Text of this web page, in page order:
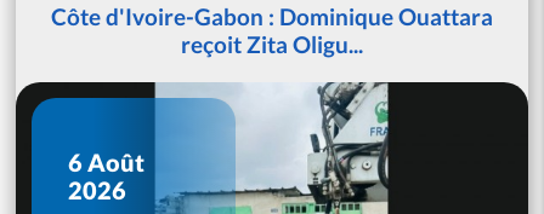
Côte d'Ivoire-Gabon : Dominique Ouattara
reçoit Zita Oligu...
6 Août
2026